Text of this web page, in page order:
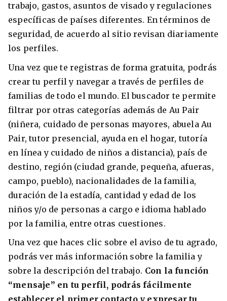
trabajo, gastos, asuntos de visado y regulaciones
específicas de países diferentes. En términos de
seguridad, de acuerdo al sitio revisan diariamente
los perfiles.
Una vez que te registras de forma gratuita, podrás
crear tu perfil y navegar a través de perfiles de
familias de todo el mundo. El buscador te permite
filtrar por otras categorías además de Au Pair
(niñera, cuidado de personas mayores, abuela Au
Pair, tutor presencial, ayuda en el hogar, tutoría
en línea y cuidado de niños a distancia), país de
destino, región (ciudad grande, pequeña, afueras,
campo, pueblo), nacionalidades de la familia,
duración de la estadía, cantidad y edad de los
niños y/o de personas a cargo e idioma hablado
por la familia, entre otras cuestiones.
Una vez que haces clic sobre el aviso de tu agrado,
podrás ver más información sobre la familia y
sobre la descripción del trabajo. Con la función
“mensaje” en tu perfil, podrás fácilmente